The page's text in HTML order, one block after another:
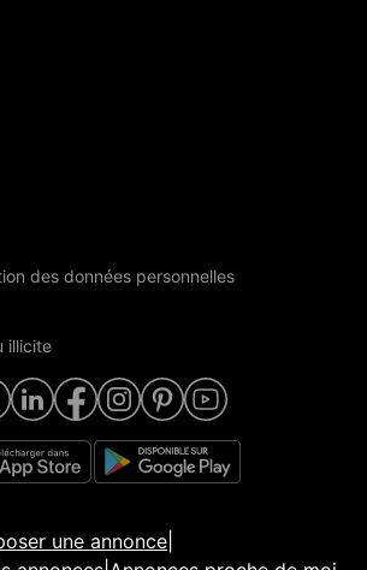
des données personnelles
illicite
une annonce